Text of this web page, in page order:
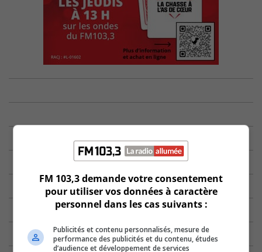
FM 103,3 demande votre consentement
pour utiliser vos données à caractère
personnel dans les cas suivants :
Publicités et contenu personnalisés, mesure de
performance des publicités et du contenu, études
d’audience et développement de services